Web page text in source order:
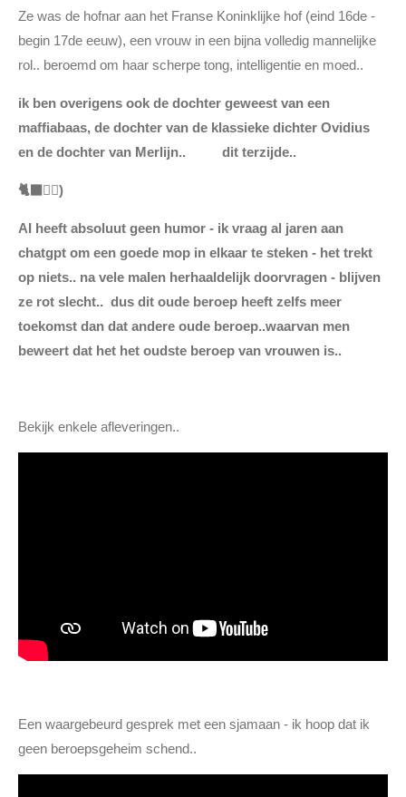
Ze was de hofnar aan het Franse Koninklijke hof (eind 16de -
begin 17de eeuw), een vrouw in een bijna volledig mannelijke
rol.. beroemd om haar scherpe tong, intelligentie en moed..
ik ben overigens ook de dochter geweest van een
maffiabaas, de dochter van de klassieke dichter Ovidius
en de dochter van Merlijn.. dit terzijde..
🐈‍⬛👈🏿)
AI heeft absoluut geen humor - ik vraag al jaren aan
chatgpt om een goede mop in elkaar te steken - het trekt
op niets.. na vele malen herhaaldelijk doorvragen - blijven
ze rot slecht.. dus dit oude beroep heeft zelfs meer
toekomst dan dat andere oude beroep..waarvan men
beweert dat het het oudste beroep van vrouwen is..
Bekijk enkele afleveringen..
Een waargebeurd gesprek met een sjamaan - ik hoop dat ik
geen beroepsgeheim schend..